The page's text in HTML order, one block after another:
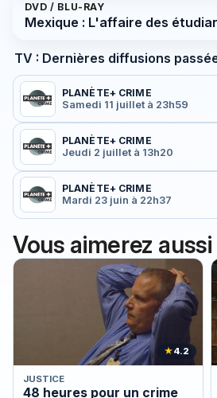
DVD / BLU-RAY
Mexique : L'affaire des
TV : Dernières diffusions
PLANÈTE+ CRIME
Samedi 11 juillet à 23h59
PLANÈTE+ CRIME
Jeudi 2 juillet à 13h20
PLANÈTE+ CRIME
Mardi 23 juin à 22h37
Vous aimerez aussi
★4.2
JUSTICE
48 heures pour un crime